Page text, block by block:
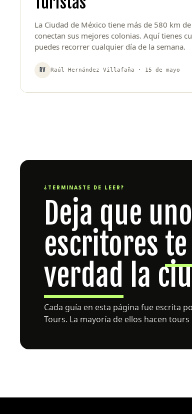
La Ciudad de México tiene más de 580 km
conectan sus mejores colonias. Aquí tienes
puedes recorrer cualquier día de la semana.
RV Raúl Hernández Villafaña · 15 de mayo
¿TERMINASTE DE LEER?
Deja que
escritores
verdad la
Cada guía en esta página fue escrita
Tours. La mayoría de ellos hacen